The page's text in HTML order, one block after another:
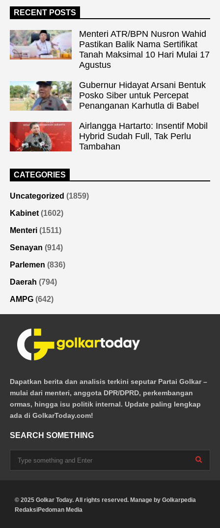
RECENT POSTS
Menteri ATR/BPN Nusron Wahid
Pastikan Balik Nama Sertifikat
Tanah Maksimal 10 Hari Mulai 17
Agustus
Gubernur Hidayat Arsani Bentuk
Posko Siber untuk Percepat
Penanganan Karhutla di Babel
Airlangga Hartarto: Insentif Mobil
Hybrid Sudah Full, Tak Perlu
Tambahan
CATEGORIES
Uncategorized (1859)
Kabinet (1602)
Menteri (1511)
Senayan (914)
Parlemen (836)
Daerah (794)
AMPG (642)
Dapatkan berita dan analisis terkini seputar Partai Golkar –
mulai dari menteri, anggota DPR/DPRD, perkembangan
ormas, hingga isu politik internal. Update paling lengkap
ada di GolkarToday.com!
SEARCH SOMETHING
© 2025 Golkar Today. All rights reserved. Manage by Golkarpedia
RedaksiPedoman Media